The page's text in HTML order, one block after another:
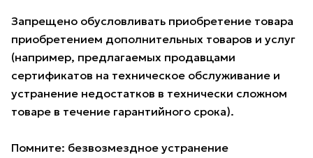
Запрещено обусловливать приобретение товара
приобретением дополнительных товаров и услуг
(например, предлагаемых продавцами
сертификатов на техническое обслуживание и
устранение недостатков в технически сложном
товаре в течение гарантийного срока).
Помните: безвозмездное устранение